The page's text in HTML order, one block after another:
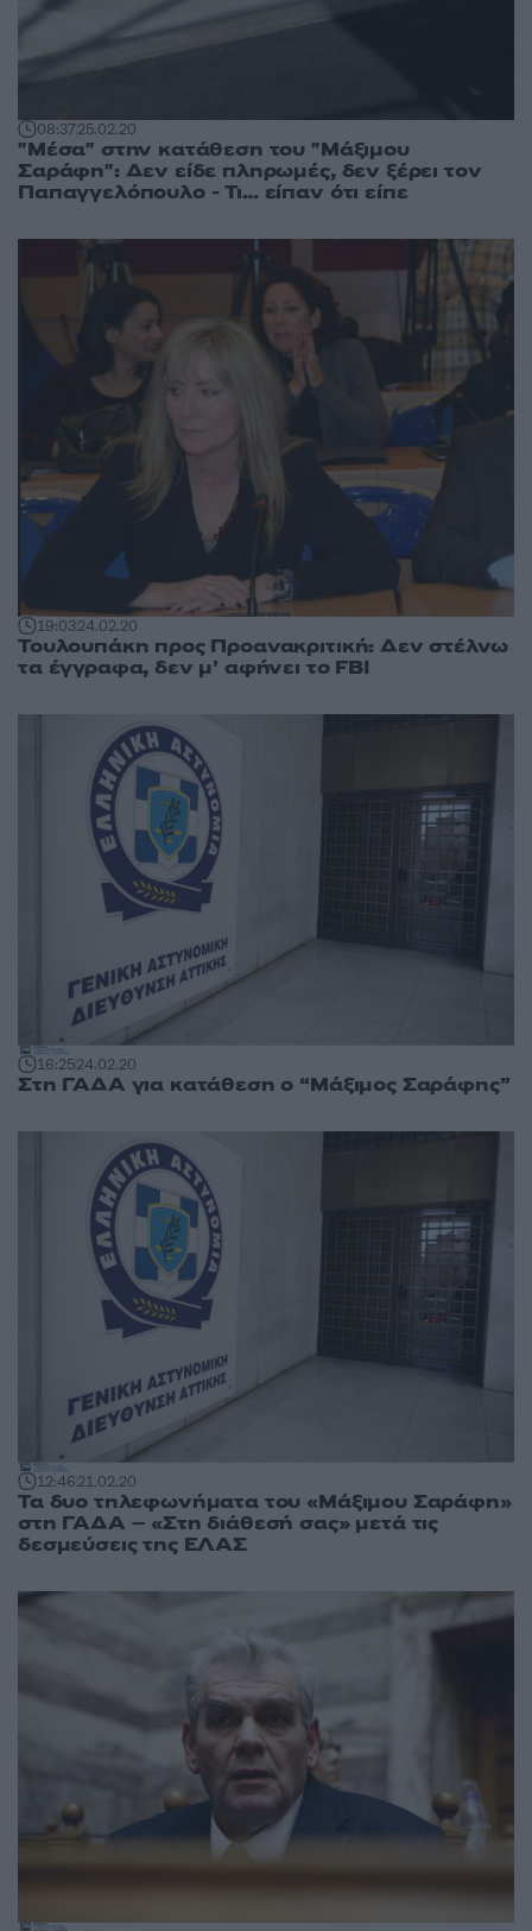
08:3725.02.20
"Μέσα" στην κατάθεση του "Μάξιμου
Σαράφη": Δεν είδε πληρωμές, δεν ξέρει τον
Παπαγγελόπουλο - Τι… είπαν ότι είπε
19:0324.02.20
Τουλουπάκη προς Προανακριτική: Δεν στέλνω
τα έγγραφα, δεν μ’ αφήνει το FBI
16:2524.02.20
Στη ΓΑΔΑ για κατάθεση ο “Μάξιμος Σαράφης”
12:4621.02.20
Τα δυο τηλεφωνήματα του «Μάξιμου Σαράφη»
στη ΓΑΔΑ – «Στη διάθεσή σας» μετά τις
δεσμεύσεις της ΕΛΑΣ